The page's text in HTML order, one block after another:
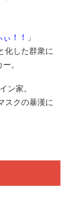
！！
」
化した群衆に
。
ン家。
スクの暴漢に